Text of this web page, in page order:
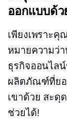
ออกแบบด้ว
เพียงเพราะ
หมายความว่า
ธุรกิจออนไล
ผลิตภัณฑ์ที่ยอ
เขาด้วย สะดุ
ช่วยได้!